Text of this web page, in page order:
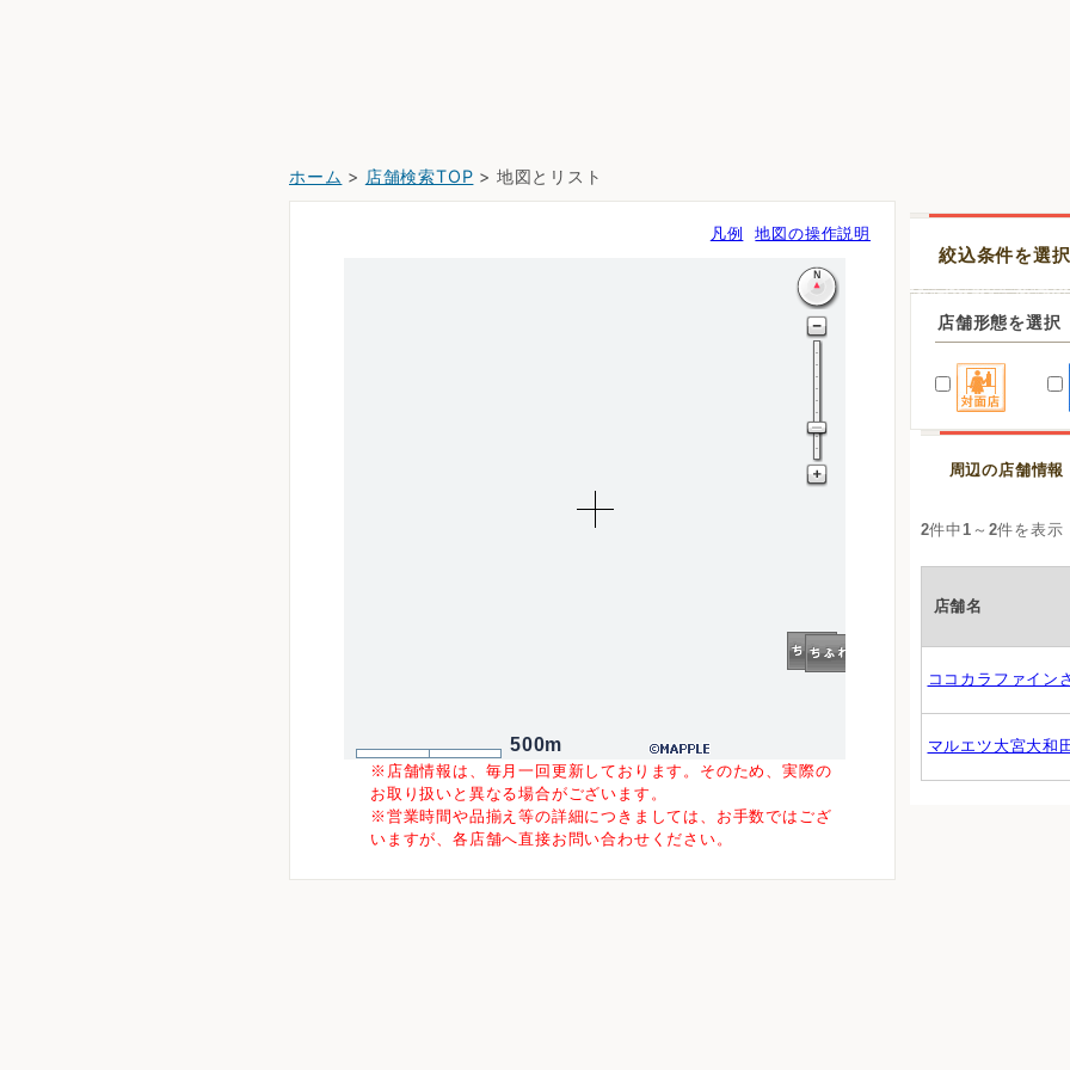
ホーム > 店舗検索TOP > 地図とリスト
凡例 地図の操作説明
500m
※店舗情報は、毎月一回更新しております。そのため、実際の
お取り扱いと異なる場合がございます。
※営業時間や品揃え等の詳細につきましては、お手数ではござ
いますが、各店舗へ直接お問い合わせください。
絞込条件を選
店舗形態を選択
周辺の店舗情報
2件中 1 ～ 2件を表示
店舗名
ココカラファイン
マルエツ大宮大和